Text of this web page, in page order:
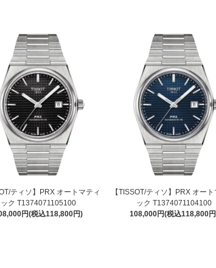
ティソ】PRX オートマティ
ック T1374071105100
円(税込118,800円)
【TISSOT/ティソ】PRX オート
ック T1374071104100
108,000円(税込118,800